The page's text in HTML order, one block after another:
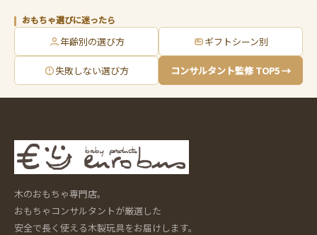
おもちゃ選びに迷ったら
年齢別の選び方 ギフトシーン別
失敗しない選び方 コンサルタント監修 TOP5 →
木のおもちゃ専門店。
おもちゃコンサルタントが厳選した
安全で長く使える木製玩具をお届けします。